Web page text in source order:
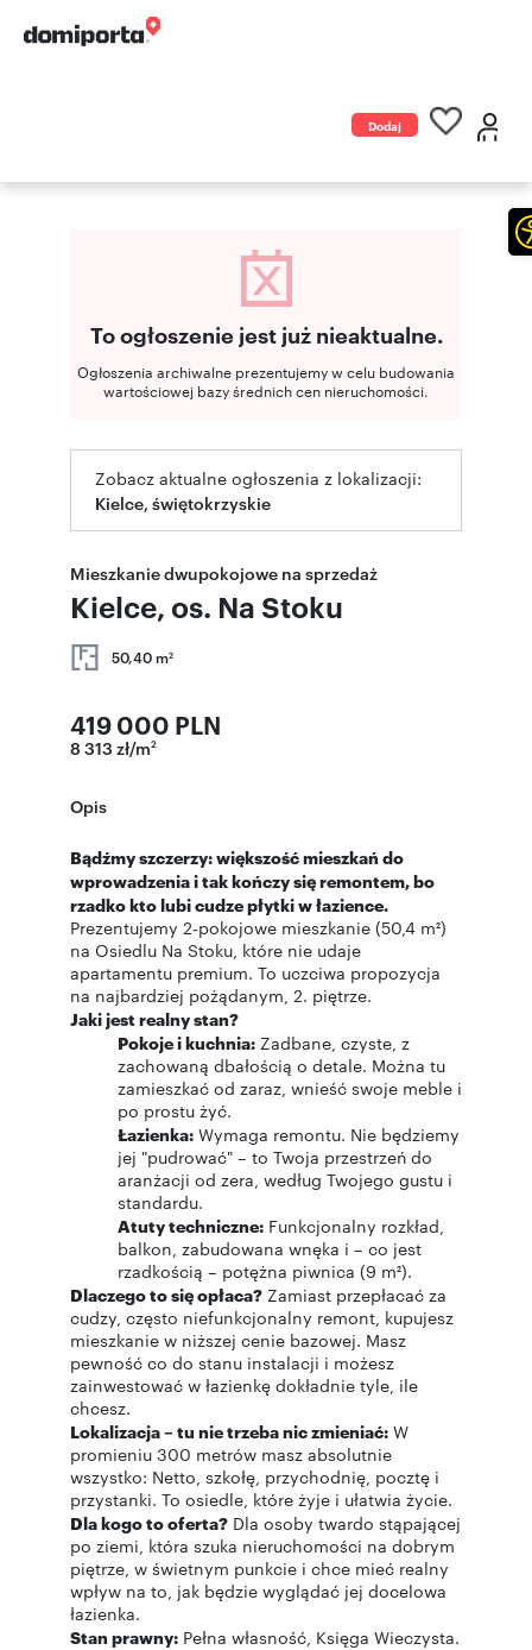
Dodaj
To ogłoszenie jest już nieaktualne.
Ogłoszenia archiwalne prezentujemy w celu budowania
wartościowej bazy średnich cen nieruchomości.
Zobacz aktualne ogłoszenia z lokalizacji:
Kielce, świętokrzyskie
Mieszkanie dwupokojowe na sprzedaż
Kielce, os. Na Stoku
50,40 m2
419 000 PLN
8 313 zł/m2
Opis
Bądźmy szczerzy: większość mieszkań do
wprowadzenia i tak kończy się remontem, bo
rzadko kto lubi cudze płytki w łazience.
Prezentujemy 2-pokojowe mieszkanie (50,4 m²)
na Osiedlu Na Stoku, które nie udaje
apartamentu premium. To uczciwa propozycja
na najbardziej pożądanym, 2. piętrze.
Jaki jest realny stan?
Pokoje i kuchnia: Zadbane, czyste, z
zachowaną dbałością o detale. Można tu
zamieszkać od zaraz, wnieść swoje meble i
po prostu żyć.
Łazienka: Wymaga remontu. Nie będziemy
jej "pudrować" – to Twoja przestrzeń do
aranżacji od zera, według Twojego gustu i
standardu.
Atuty techniczne: Funkcjonalny rozkład,
balkon, zabudowana wnęka i – co jest
rzadkością – potężna piwnica (9 m²).
Dlaczego to się opłaca? Zamiast przepłacać za
cudzy, często niefunkcjonalny remont, kupujesz
mieszkanie w niższej cenie bazowej. Masz
pewność co do stanu instalacji i możesz
zainwestować w łazienkę dokładnie tyle, ile
chcesz.
Lokalizacja – tu nie trzeba nic zmieniać: W
promieniu 300 metrów masz absolutnie
wszystko: Netto, szkołę, przychodnię, pocztę i
przystanki. To osiedle, które żyje i ułatwia życie.
Dla kogo to oferta? Dla osoby twardo stąpającej
po ziemi, która szuka nieruchomości na dobrym
piętrze, w świetnym punkcie i chce mieć realny
wpływ na to, jak będzie wyglądać jej docelowa
łazienka.
Stan prawny: Pełna własność, Księga Wieczysta.